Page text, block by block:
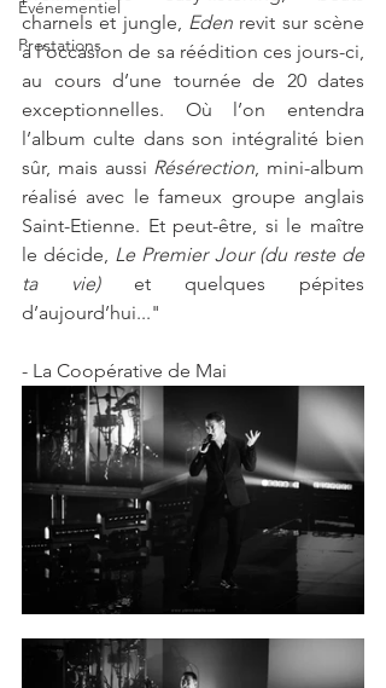
Événementiel
Prestations
charnels et jungle, Eden revit sur scène
à l’occasion de sa réédition ces jours-ci,
au cours d’une tournée de 20 dates
exceptionnelles. Où l’on entendra
l’album culte dans son intégralité bien
sûr, mais aussi Résérection, mini-album
réalisé avec le fameux groupe anglais
Saint-Etienne. Et peut-être, si le maître
le décide, Le Premier Jour (du reste de
ta vie) et quelques pépites
d’aujourd’hui..."
- La Coopérative de Mai